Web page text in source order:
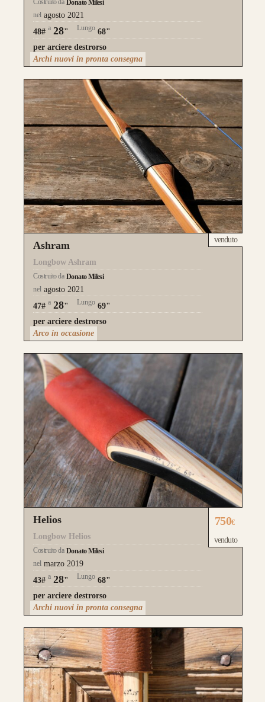
Costruito da Donato Milesi
nel agosto 2021
48# a 28" Lungo 68"
per arciere destrorso
Archi nuovi in pronta consegna
Ashram
Longbow Ashram
Costruito da Donato Milesi
nel agosto 2021
47# a 28" Lungo 69"
per arciere destrorso
venduto
Arco in occasione
Helios
Longbow Helios
Costruito da Donato Milesi
nel marzo 2019
43# a 28" Lungo 68"
per arciere destrorso
750€
venduto
Archi nuovi in pronta consegna